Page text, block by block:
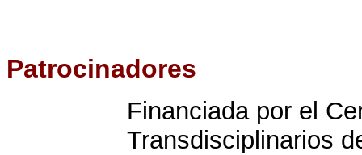
Patrocinadores
Financiada por el
Transdisciplinarios